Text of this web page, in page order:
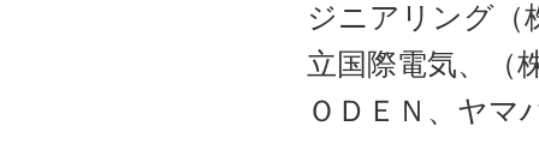
ジニアリング（
立国際電気、（
ＯＤＥＮ、ヤマ